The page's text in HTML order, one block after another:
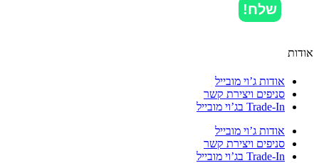
שלח!
אודות ג’וי מובייל
סניפים ויצירת קשר
Trade-In בג’וי מובייל
אודות ג’וי מובייל
סניפים ויצירת קשר
Trade-In בג’וי מובייל